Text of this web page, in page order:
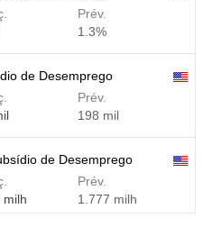
Prév.
1.3%
de Desemprego
Prév.
198 mil
de Desemprego
milh
Prév.
1.777 milh